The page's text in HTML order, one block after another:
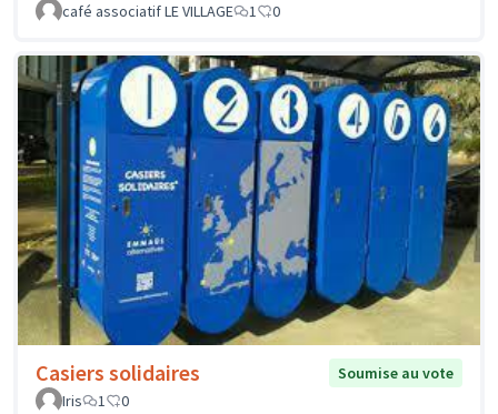
café associatif LE VILLAGE 1 0
Casiers solidaires
Soumise au vote
Iris
1 0